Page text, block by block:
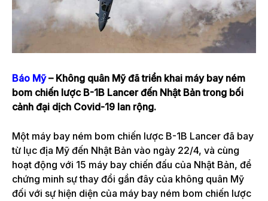
Báo Mỹ– Không quân Mỹ đã triển khai máy bay ném
bom chiến lược B-1B Lancer đến Nhật Bản trong bối
cảnh đại dịch Covid-19 lan rộng.
Một máy bay ném bom chiến lược B-1B Lancer đã bay
từ lục địa Mỹ đến Nhật Bản vào ngày 22/4, và cùng
hoạt động với 15 máy bay chiến đấu của Nhật Bản, để
chứng minh sự thay đổi gần đây của không quân Mỹ
đối với sự hiện diện của máy bay ném bom chiến lược